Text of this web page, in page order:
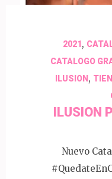
2021,
CATALOGO
ILUSION,
ILUSION
Nuevo